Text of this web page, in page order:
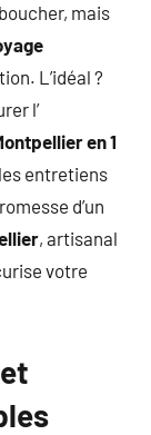
mais
L’idéal ?
l’
en 1
entretiens
d’un
, artisanal
votre